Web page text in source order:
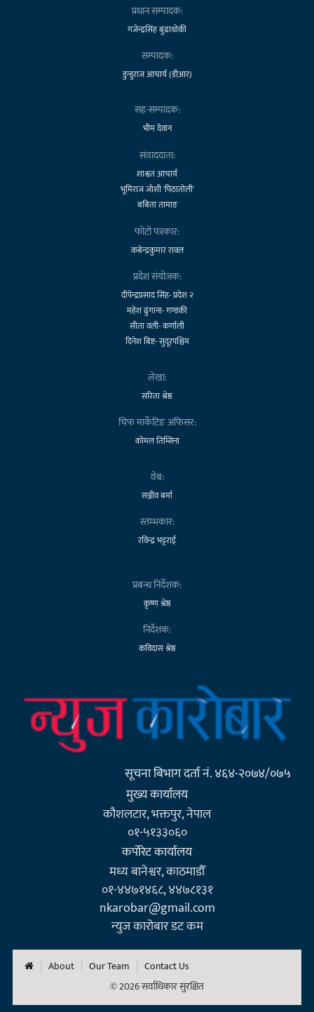
प्रधान सम्पादक:
गजेन्द्रसिंह बुढाथोकी
सम्पादक:
डुन्डुराज आचार्य (डीआर)
सह-सम्पादक:
भीम देवान
संवाददाता:
शाश्वत आचार्य
भूमिराज जोशी 'पिठातोली'
बबिता तामाङ
फोटो पत्रकार:
कबेन्द्रकुमार रावल
प्रदेश संयोजक:
दीपेन्द्रप्रसाद सिंह- प्रदेश २
महेश ढुंगाना- गण्डकी
सीता वली- कर्णाली
दिनेश बिष्ट- सुदूरपश्चिम
लेखा:
सरिता श्रेष्ठ
चिफ मार्केटिङ अफिसर:
कोमल तिम्सिना
वेब:
सञ्जीव बर्मा
स्तम्भकार:
रविन्द्र भट्टराई
प्रबन्ध निर्देशक:
कृष्ण श्रेष्ठ
निर्देशक:
कविदास श्रेष्ठ
सूचना बिभाग दर्ता नं. ४६४-२०७४/०७५
मुख्य कार्यालय
कौशलटार, भक्तपुर, नेपाल
०१-५१३३०६०
कर्पाेरेट कार्यालय
मध्य बानेश्वर, काठमाडौँ
०१-४४७१४६८, ४४७८१३१
nkarobar@gmail.com
न्युज कारोबार डट कम
About Our Team
Contact Us
© 2026 सर्वाधिकार सुरक्षित